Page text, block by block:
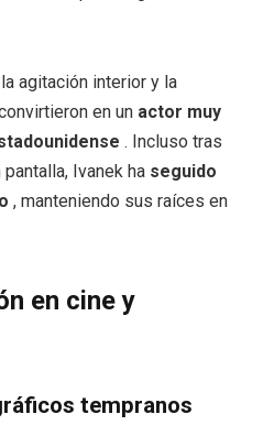
agitación interior y la
en un actor muy
. Incluso tras
Ivanek ha seguido
, manteniendo sus raíces en
en cine y
tempranos